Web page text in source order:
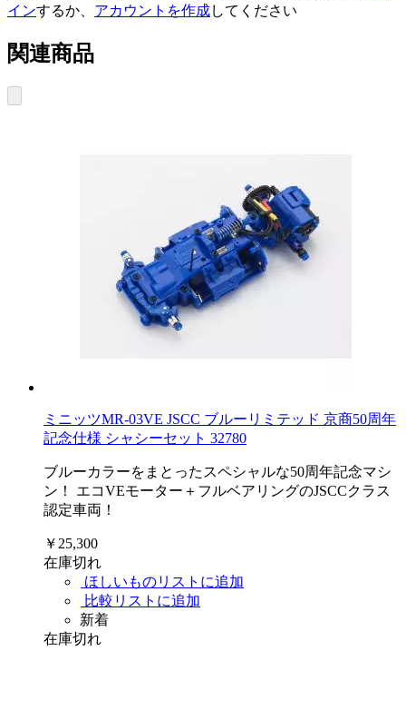
インするか、 アカウントを作成してください
関連商品
ミニッツMR-03VE JSCC ブルーリミテッド 京商50周年
記念仕様 シャシーセット 32780
ブルーカラーをまとったスペシャルな50周年記念マシ
ン！ エコVEモーター＋フルベアリングのJSCCクラス
認定車両！
￥25,300
在庫切れ
ほしいものリストに追加
比較リストに追加
新着
在庫切れ